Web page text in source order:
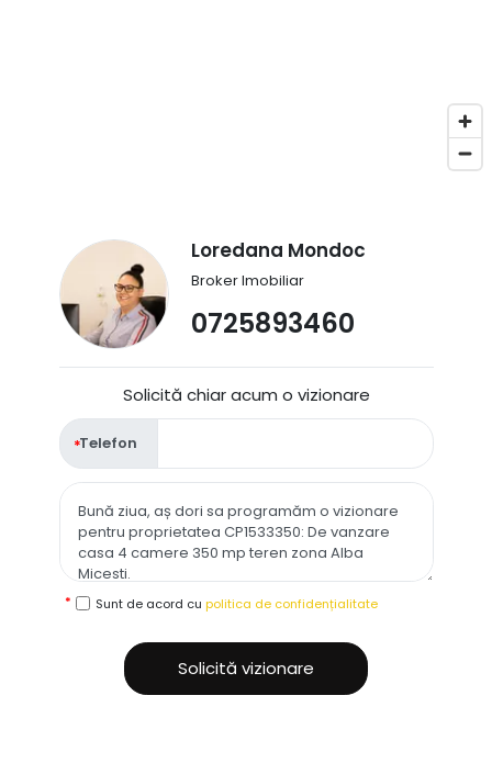
Loredana Mondoc
Broker Imobiliar
0725893460
Solicită chiar acum o vizionare
Telefon
Sunt de acord cu politica de confidențialitate
Solicită vizionare